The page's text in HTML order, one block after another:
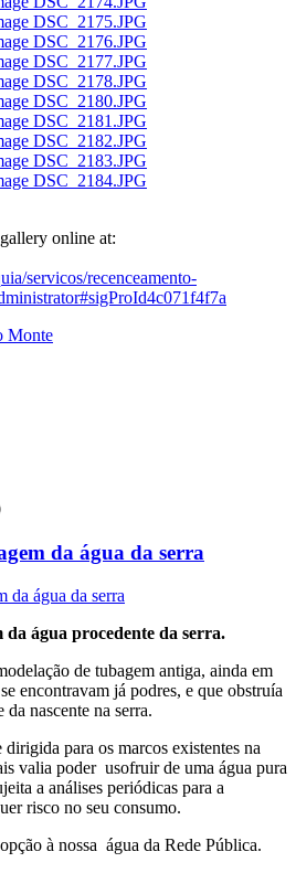
online at:
servicos/recenceamento-
Monte
da água da serra
da água procedente da serra.
de tubagem antiga, ainda em
encontravam já podres, e que obstruía
nascente na serra.
dirigida para os marcos existentes na
valia poder usofruir de uma água pura
a análises periódicas para a
risco no seu consumo.
à nossa água da Rede Pública.